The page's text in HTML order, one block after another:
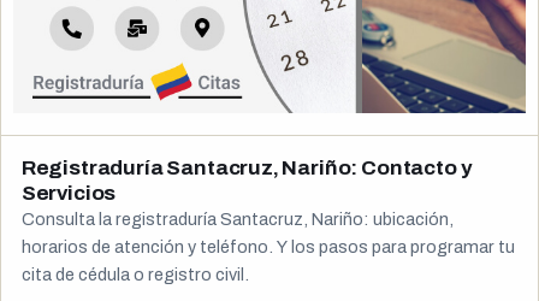
Registraduría Santacruz, Nariño: Contacto y
Servicios
Consulta la registraduría Santacruz, Nariño: ubicación,
horarios de atención y teléfono. Y los pasos para programar tu
cita de cédula o registro civil.